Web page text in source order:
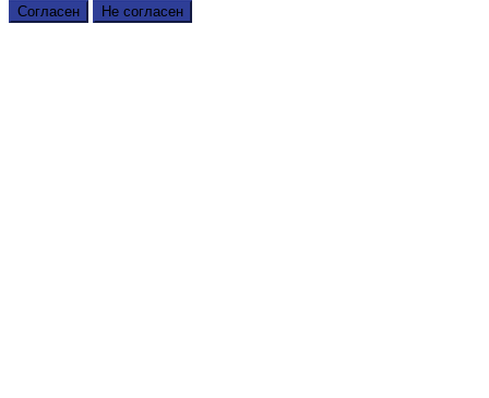
Согласен Не согласен